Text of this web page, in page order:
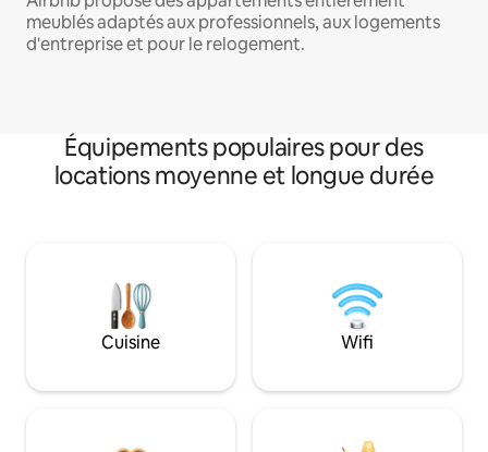
meublés adaptés aux professionnels, aux logements
d'entreprise et pour le relogement.
Équipements populaires pour des
locations moyenne et longue durée
Cuisine Wifi